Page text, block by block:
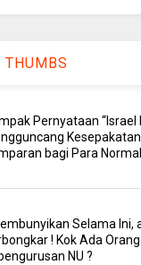
THUMBS
Pernyataan “Israel
bagi Para
Selama Ini,
! Kok Ada
NU ?